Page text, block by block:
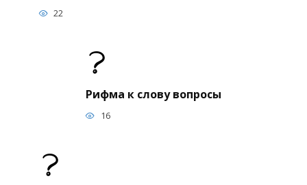
22
Рифма к слову вопросы
16